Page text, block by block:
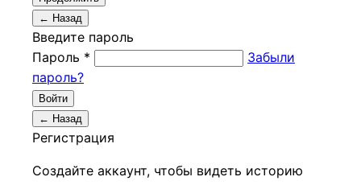
← Назад
Введите пароль
Пароль *
Забыли
пароль?
Войти
← Назад
Регистрация
Создайте аккаунт, чтобы видеть историю